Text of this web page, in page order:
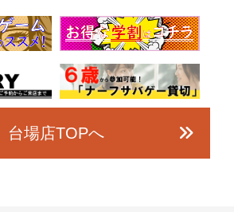
台場店TOPへ